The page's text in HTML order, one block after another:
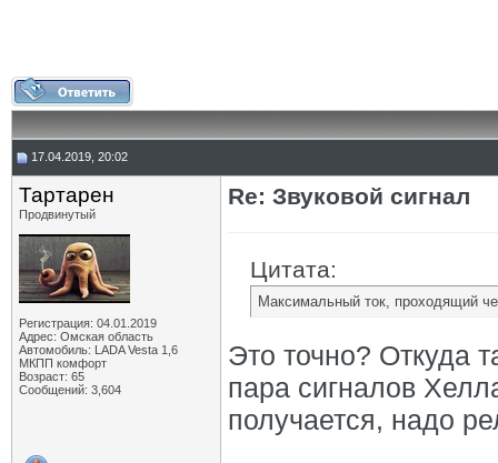
17.04.2019, 20:02
Тартарен
Продвинутый
Регистрация: 04.01.2019
Адрес: Омская область
Автомобиль: LADA Vesta 1,6
МКПП комфорт
Возраст: 65
Сообщений: 3,604
Re: Звуковой сигнал
Цитата:
Максимальный ток, проходящий
Это точно? Откуда
пара сигналов
получается, надо